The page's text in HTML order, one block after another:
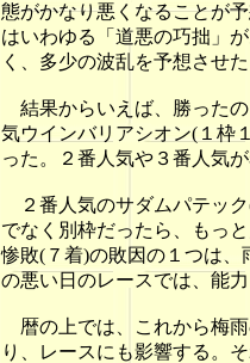
態がかなり悪くなることが
はいわゆる「道悪の巧拙」
く、多少の波乱を予想させ
結果からいえば、勝った
気ウインバリアシオン(１枠
った。２番人気や３番人気
２番人気のサダムパテッ
でなく別枠だったら、もっ
惨敗(７着)の敗因の１つは
の悪い日のレースでは、能
暦の上では、これから梅
り、レースにも影響する。